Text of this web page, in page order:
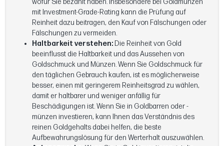
mit Investment-Grade-Rating kann die Prüfung auf
Reinheit dazu beitragen, den Kauf von Fälschungen oder
Fälschungen zu vermeiden.
Haltbarkeit verstehen: Die Reinheit von Gold
beeinflusst die Haltbarkeit und das Aussehen von
Goldschmuck und Münzen. Wenn Sie Goldschmuck für
den täglichen Gebrauch kaufen, ist es möglicherweise
besser, einen mit geringerem Reinheitsgrad zu wählen,
damit er haltbarer und weniger anfällig für
Beschädigungen ist. Wenn Sie in Goldbarren oder -
münzen investieren, kann Ihnen das Verständnis des
reinen Goldgehalts dabei helfen, die beste
Aufbewahrungslösung für den Werterhalt auszuwählen.